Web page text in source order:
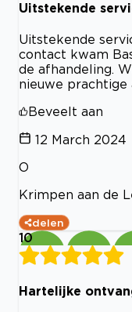
Uitstekende
Uitstekende
contact kwam
de afhandeling.
nieuwe prachtige
Beveelt aan
12 March 2024
O
Krimpen aan de
delen
10
Hartelijke